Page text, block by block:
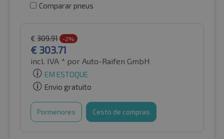
Comparar pneus
€ 309.91 -2%
€ 303.71
incl. IVA * por Auto-Raifen GmbH
EM ESTOQUE
Envio gratuito
Pormenores Cesto de compras